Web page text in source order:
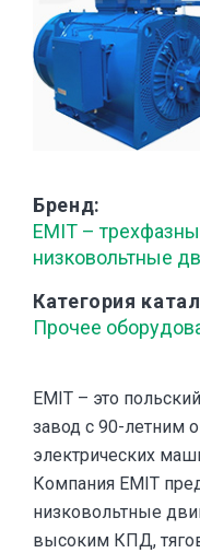
Бренд
EMIT –
низковольтные
Категория
Прочее
EMIT – это
завод с 90-летним
электрических
Компания EMIT
низковольтные
высоким КПД,